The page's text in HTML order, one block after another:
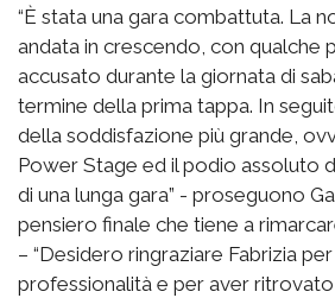
“È stata una gara combattuta. La
andata in crescendo, con qualche
accusato durante la giornata di
termine della prima tappa. In
della soddisfazione più grande,
Power Stage ed il podio assoluto
di una lunga gara” - proseguono
pensiero finale che tiene a
– “Desidero ringraziare Fabrizia
professionalità e per aver